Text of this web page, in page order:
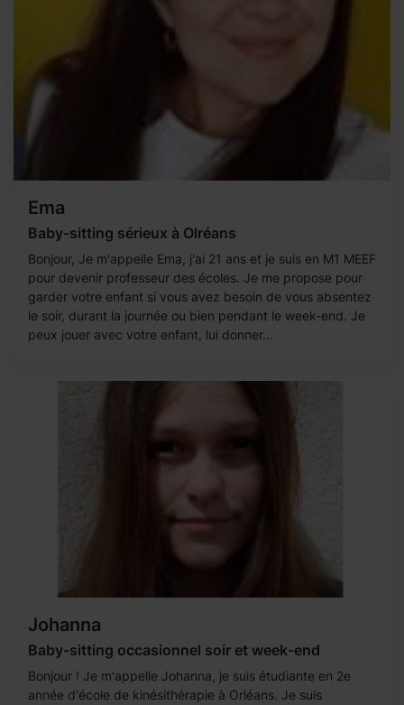
Ema
Baby-sitting sérieux à Olréans
Bonjour, Je m'appelle Ema, j'ai 21 ans et je suis en M1 MEEF
pour devenir professeur des écoles. Je me propose pour
garder votre enfant si vous avez besoin de vous absentez
le soir, durant la journée ou bien pendant le week-end. Je
peux jouer avec votre enfant, lui donner...
Johanna
Baby-sitting occasionnel soir et week-end
Bonjour ! Je m'appelle Johanna, je suis étudiante en 2e
année d'école de kinésithérapie à Orléans. Je suis